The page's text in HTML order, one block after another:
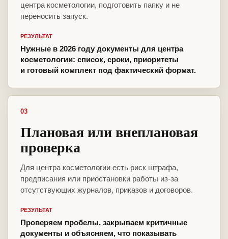
центра косметологии, подготовить папку и не
переносить запуск.
РЕЗУЛЬТАТ
Нужные в 2026 году документы для центра
косметологии: список, сроки, приоритеты
и готовый комплект под фактический формат.
03
Плановая или внеплановая
проверка
Для центра косметологии есть риск штрафа,
предписания или приостановки работы из-за
отсутствующих журналов, приказов и договоров.
РЕЗУЛЬТАТ
Проверяем пробелы, закрываем критичные
документы и объясняем, что показывать